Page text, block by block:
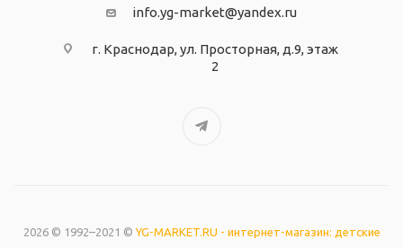
info.yg-market@yandex.ru
г. Краснодар, ул. Просторная, д.9, этаж
2
2026 © 1992–2021 ©YG-MARKET.RU - интернет-магазин: детские